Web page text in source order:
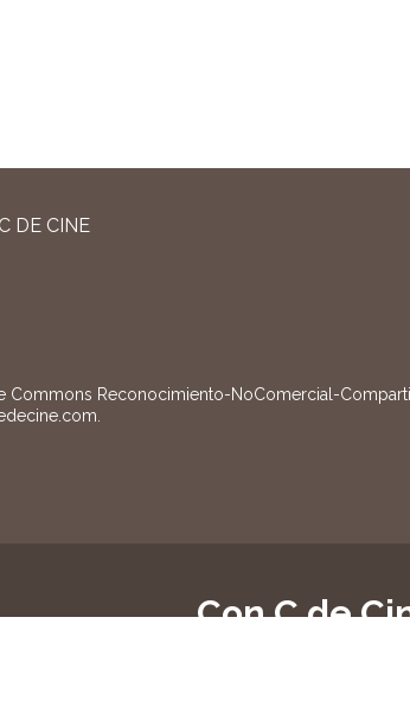
DE CINE
Commons Reconocimiento-NoComercial-
Con C de